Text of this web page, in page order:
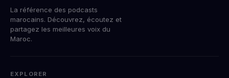
La référence des podcasts
marocains. Découvrez, écoutez et
partagez les meilleures voix du
Maroc.
EXPLORER